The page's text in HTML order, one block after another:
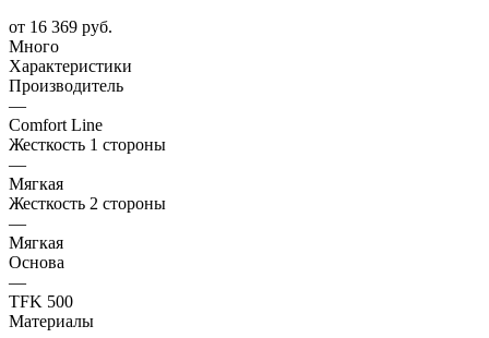
от 16 369 руб.
Много
Характеристики
Производитель
—
Comfort Line
Жесткость 1 стороны
—
Мягкая
Жесткость 2 стороны
—
Мягкая
Основа
—
TFK 500
Материалы